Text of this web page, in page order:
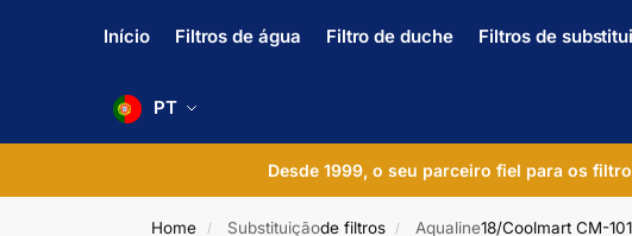
Início Filtros de água Filtro de duche Filtros de
PT
Desde 1999, o seu parceiro fiel para os
Home / Substituiçãode filtros / Aqualine18/Coolmart CM-101